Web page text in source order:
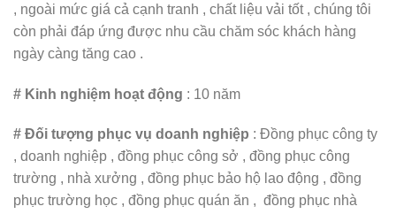
, ngoài mức giá cả cạnh tranh , chất liệu vải tốt , chúng tôi
còn phải đáp ứng được nhu cầu chăm sóc khách hàng
ngày càng tăng cao .
# Kinh nghiệm hoạt động : 10 năm
# Đối tượng phục vụ doanh nghiệp : Đồng phục công ty
, doanh nghiệp , đồng phục công sở , đồng phục công
trường , nhà xưởng , đồng phục bảo hộ lao động , đồng
phục trường học , đồng phục quán ăn , đồng phục nhà